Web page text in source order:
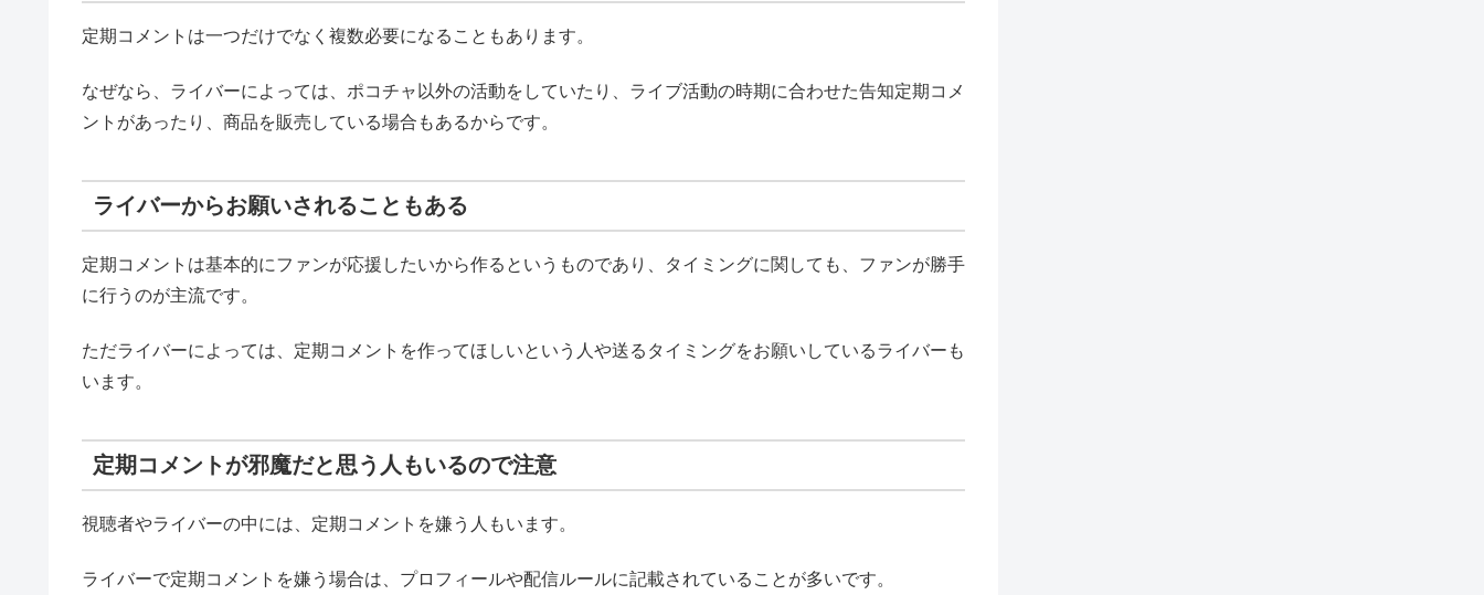
定期コメントは一つだけでなく複数必要になることもあります。
なぜなら、ライバーによっては、ポコチャ以外の活動をしていたり、ライブ活動の時期に合わせた告知定期コメ
ントがあったり、商品を販売している場合もあるからです。
ライバーからお願いされることもある
定期コメントは基本的にファンが応援したいから作るというものであり、タイミングに関しても、ファンが勝手
に行うのが主流です。
ただライバーによっては、定期コメントを作ってほしいという人や送るタイミングをお願いしているライバーも
います。
定期コメントが邪魔だと思う人もいるので注意
視聴者やライバーの中には、定期コメントを嫌う人もいます。
ライバーで定期コメントを嫌う場合は、プロフィールや配信ルールに記載されていることが多いです。